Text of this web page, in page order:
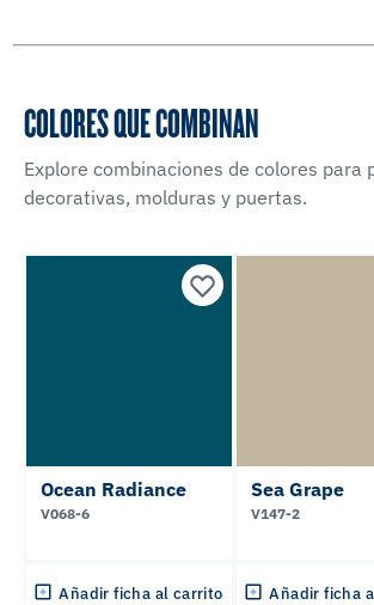
COLORES QUE COMBINAN
Explore combinaciones de colores para
decorativas, molduras y puertas.
Ocean Radiance
V068-6
Añadir ficha al carrito
Sea Grape
V147-2
Añadir ficha